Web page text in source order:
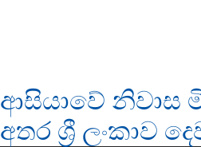
ආසියාවේ නිවාස
අතර ශ්‍රී ලංකාව